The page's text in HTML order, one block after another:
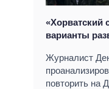
«Хорватский
варианты
Журналист
повторить на